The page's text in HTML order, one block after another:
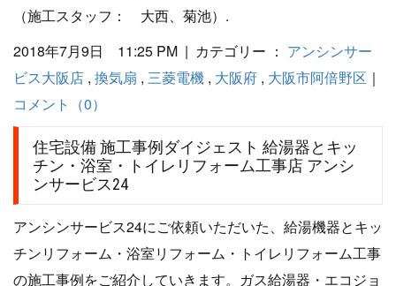
（施工スタッフ： 大西、菊池）.
2018年7月9日 11:25 PM | カテゴリー ： アンシンサー
ビス大阪店 , 換気扇 , 三菱電機 , 大阪府 , 大阪市阿倍野区 ｜
コメント（0）
住宅設備 施工事例ダイジェスト 給湯器とキッ
チン・浴室・トイレリフォーム工事店 アンシ
ンサービス24
アンシンサービス24にご依頼いただいた、給湯機器とキッ
チンリフォーム・浴室リフォーム・トイレリフォーム工事
の施工事例をご紹介していきます。ガス給湯器・エコジョ